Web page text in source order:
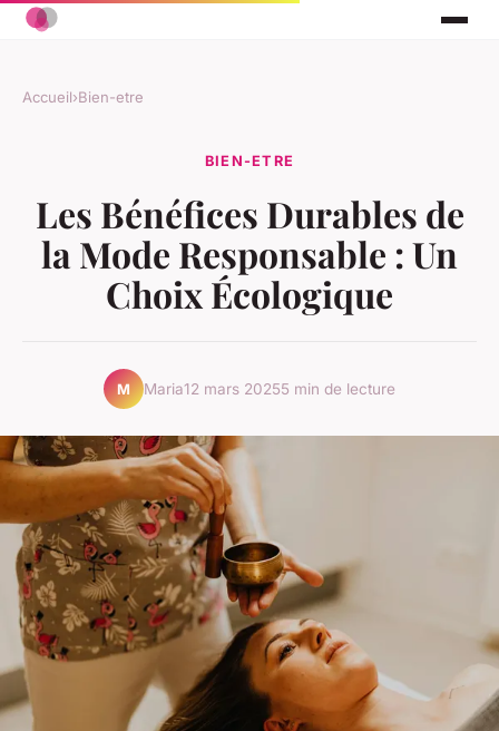
Accueil›Bien-etre
BIEN-ETRE
Les Bénéfices Durables de
la Mode Responsable : Un
Choix Écologique
M Maria12 mars 20255 min de lecture